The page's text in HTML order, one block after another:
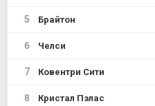
5 Брайтон
6 Челси
7 Ковентри Сити
8 Кристал Пэлас